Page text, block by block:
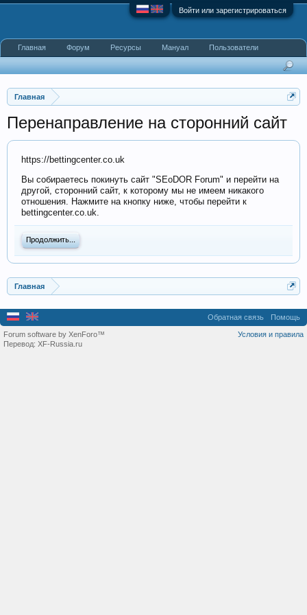
Войти или зарегистрироваться
Главная
Перенаправление на сторонний сайт
https://bettingcenter.co.uk
Вы собираетесь покинуть сайт "SEoDOR Forum" и перейти на
другой, сторонний сайт, к которому мы не имеем никакого
отношения. Нажмите на кнопку ниже, чтобы перейти к
bettingcenter.co.uk.
Продолжить...
Главная
Главная Форум Ресурсы Мануал Пользователи
Обратная связь Помощь
Условия и правила
Forum software by XenForo™
Перевод: XF-Russia.ru